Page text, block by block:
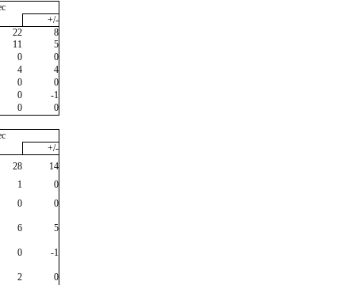
+/-
22
8
11
5
0
0
4
4
0
0
0
-1
0
0
+/-
28
14
1
0
0
0
6
5
0
-1
2
0